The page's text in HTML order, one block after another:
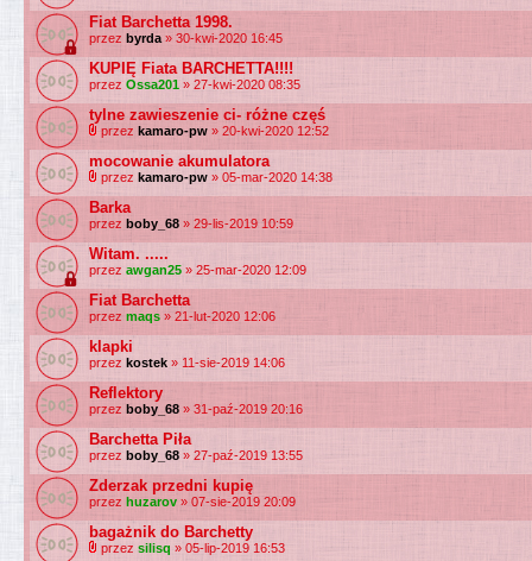
Fiat Barchetta 1998.
przez byrda » 30-kwi-2020 16:45
KUPIĘ Fiata BARCHETTA!!!!
przez Ossa201 » 27-kwi-2020 08:35
tylne zawieszenie ci- różne częś
przez kamaro-pw » 20-kwi-2020 12:52
mocowanie akumulatora
przez kamaro-pw » 05-mar-2020 14:38
Barka
przez boby_68 » 29-lis-2019 10:59
Witam. .....
przez awgan25 » 25-mar-2020 12:09
Fiat Barchetta
przez maqs » 21-lut-2020 12:06
klapki
przez kostek » 11-sie-2019 14:06
Reflektory
przez boby_68 » 31-paź-2019 20:16
Barchetta Piła
przez boby_68 » 27-paź-2019 13:55
Zderzak przedni kupię
przez huzarov » 07-sie-2019 20:09
bagażnik do Barchetty
przez silisq » 05-lip-2019 16:53